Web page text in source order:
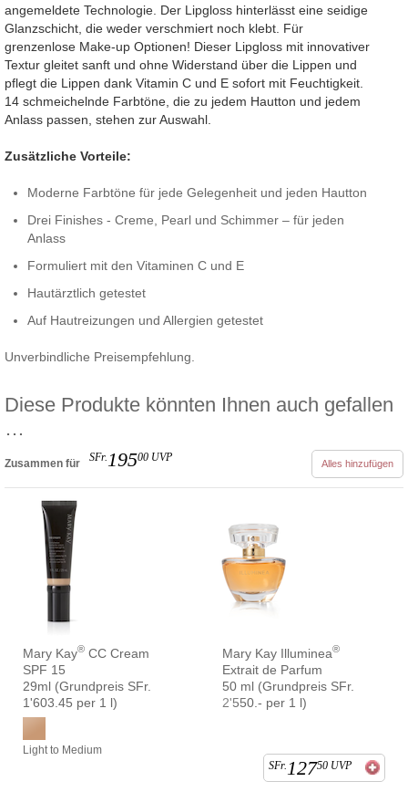
angemeldete Technologie. Der Lipgloss hinterlässt eine seidige
Glanzschicht, die weder verschmiert noch klebt. Für
grenzenlose Make-up Optionen! Dieser Lipgloss mit innovativer
Textur gleitet sanft und ohne Widerstand über die Lippen und
pflegt die Lippen dank Vitamin C und E sofort mit Feuchtigkeit.
14 schmeichelnde Farbtöne, die zu jedem Hautton und jedem
Anlass passen, stehen zur Auswahl.
Zusätzliche Vorteile:
Moderne Farbtöne für jede Gelegenheit und jeden Hautton
Drei Finishes - Creme, Pearl und Schimmer – für jeden
Anlass
Formuliert mit den Vitaminen C und E
Hautärztlich getestet
Auf Hautreizungen und Allergien getestet
Unverbindliche Preisempfehlung.
Diese Produkte könnten Ihnen auch gefallen
…
Zusammen für SFr. 19500 UVP Alles hinzufügen
Mary Kay® CC Cream
SPF 15
29ml (Grundpreis SFr.
1'603.45 per 1 l)
Light to Medium
Mary Kay Illuminea®
Extrait de Parfum
50 ml (Grundpreis SFr.
2'550.- per 1 l)
SFr. 12750 UVP